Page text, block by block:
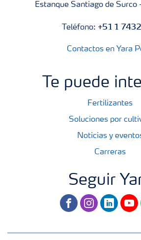
Estanque Santiago de Surco
Teléfono:+51 1
Contactos en Yara
Te puede
Fertilizantes
Soluciones por
Noticias y
Carreras
Seguir
facebookinstagram
linkedin